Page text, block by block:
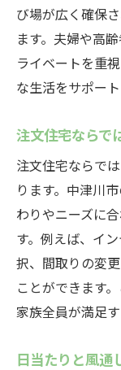
び場が広く確保
ます。夫婦や高
ライベートを重
な生活をサポート
注文住宅ならで
注文住宅ならで
ります。中津川
わりやニーズに
す。例えば、イ
択、間取りの変
ことができます
家族全員が満足
日当たりと風通